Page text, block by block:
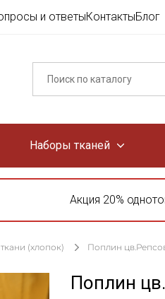
и ответыКонтактыБлог
Наборы тканей
Акция 20%
(хлопок) Поплин
Поплин